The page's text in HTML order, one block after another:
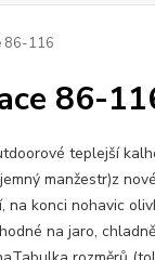
86-116
86-
teplejší
manžestr)z
na konci nohavic
na jaro,